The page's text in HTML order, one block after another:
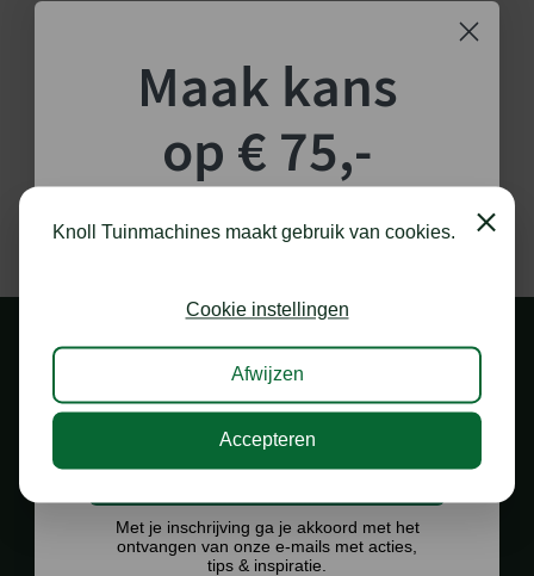
1.000 M2 SHOWROOM
in Staphorst
Knoll Tuinmachines maakt gebruik van cookies. Close
Cookie instellingen
Afwijzen
Accepteren
Maak kans
op € 75,-
shoptegoed!
kans op €75,- te besteden op onze webshop.
Ik doe graag mee!
Met je inschrijving ga je akkoord met het
ontvangen van onze e-mails met acties,
tips & inspiratie.